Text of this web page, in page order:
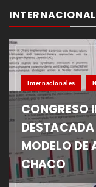
Internacionales
CONGRESO
DESTACADA
MODELO DE
CHACO